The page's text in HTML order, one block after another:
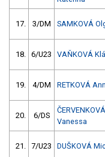
17. 3/DM SAMKOVÁ
18. 6/U23 VAŇKOVÁ
19. 4/DM RETKOVÁ
20. 6/DS
ČERVENKOVÁ
Vanessa
21. 7/U23 DUŠKOVÁ